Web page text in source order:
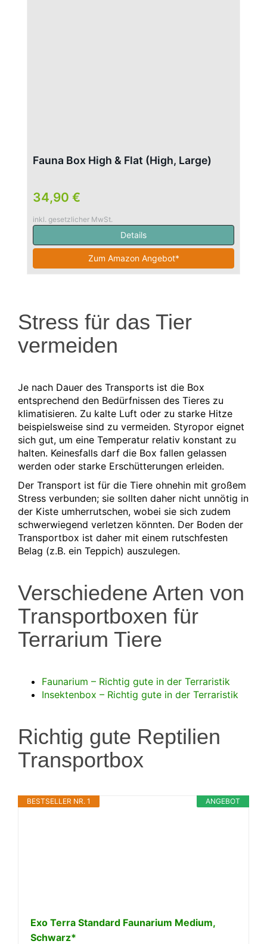
Fauna Box High & Flat (High, Large)
34,90 €
inkl. gesetzlicher MwSt.
Details
Zum Amazon Angebot*
Stress für das Tier
vermeiden
Je nach Dauer des Transports ist die Box
entsprechend den Bedürfnissen des Tieres zu
klimatisieren. Zu kalte Luft oder zu starke Hitze
beispielsweise sind zu vermeiden. Styropor eignet
sich gut, um eine Temperatur relativ konstant zu
halten. Keinesfalls darf die Box fallen gelassen
werden oder starke Erschütterungen erleiden.
Der Transport ist für die Tiere ohnehin mit großem
Stress verbunden; sie sollten daher nicht unnötig in
der Kiste umherrutschen, wobei sie sich zudem
schwerwiegend verletzen könnten. Der Boden der
Transportbox ist daher mit einem rutschfesten
Belag (z.B. ein Teppich) auszulegen.
Verschiedene Arten von
Transportboxen für
Terrarium Tiere
Faunarium – Richtig gute in der Terraristik
Insektenbox – Richtig gute in der Terraristik
Richtig gute Reptilien
Transportbox
ANGEBOT
BESTSELLER NR. 1
Exo Terra Standard Faunarium Medium,
Schwarz*